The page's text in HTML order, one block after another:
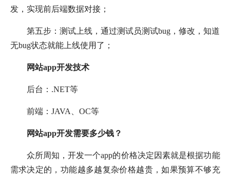
发，实现前后端数据对接；
第五步：测试上线，通过测试员测试bug，修改，知道
无bug状态就能上线使用了；
网站app开发技术
后台：.NET等
前端：JAVA、OC等
网站app开发需要多少钱？
众所周知，开发一个app的价格决定因素就是根据功能
需求决定的，功能越多越复杂价格越贵，如果预算不够充